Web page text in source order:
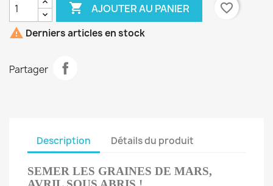
 AJOUTER AU PANIER
favorite_border
 Derniers articles en stock
Partager
Description Détails du produit
SEMER LES GRAINES DE MARS,